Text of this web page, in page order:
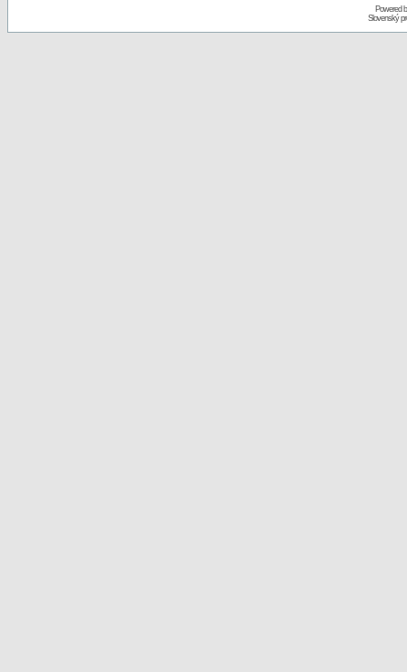
Powered
Slovenský